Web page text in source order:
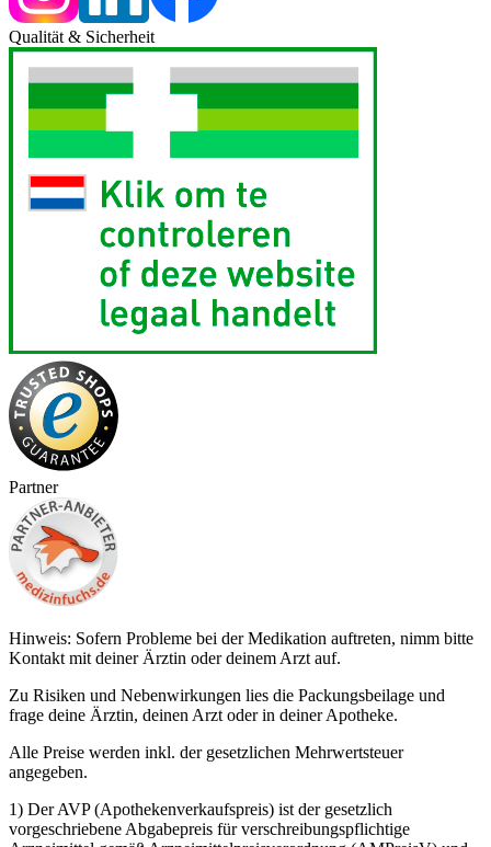
Qualität & Sicherheit
Partner
Hinweis: Sofern Probleme bei der Medikation auftreten, nimm bitte
Kontakt mit deiner Ärztin oder deinem Arzt auf.
Zu Risiken und Nebenwirkungen lies die Packungsbeilage und
frage deine Ärztin, deinen Arzt oder in deiner Apotheke.
Alle Preise werden inkl. der gesetzlichen Mehrwertsteuer
angegeben.
1) Der AVP (Apothekenverkaufspreis) ist der gesetzlich
vorgeschriebene Abgabepreis für verschreibungspflichtige